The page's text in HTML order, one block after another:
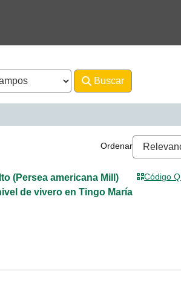
Buscar
Luis Ordenar
(Persea americana Mill)
de vivero en Tingo María
Código